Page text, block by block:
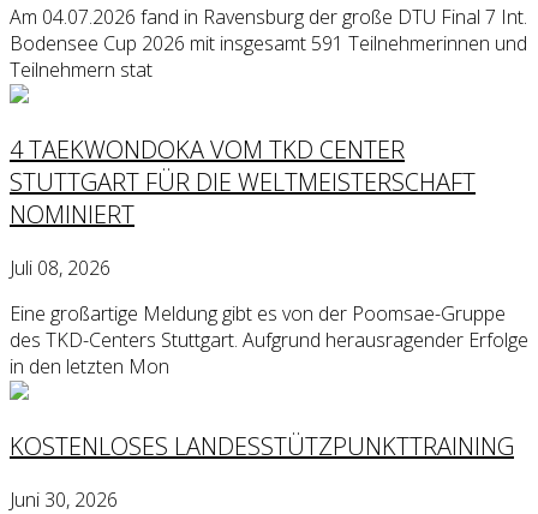
Am 04.07.2026 fand in Ravensburg der große DTU Final 7 Int.
Bodensee Cup 2026 mit insgesamt 591 Teilnehmerinnen und
Teilnehmern stat
4 TAEKWONDOKA VOM TKD CENTER
STUTTGART FÜR DIE WELTMEISTERSCHAFT
NOMINIERT
Juli 08, 2026
Eine großartige Meldung gibt es von der Poomsae-Gruppe
des TKD-Centers Stuttgart. Aufgrund herausragender Erfolge
in den letzten Mon
KOSTENLOSES LANDESSTÜTZPUNKTTRAINING
Juni 30, 2026